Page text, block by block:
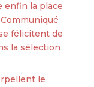
enfin la place
Communiqué
félicitent de
la sélection
le